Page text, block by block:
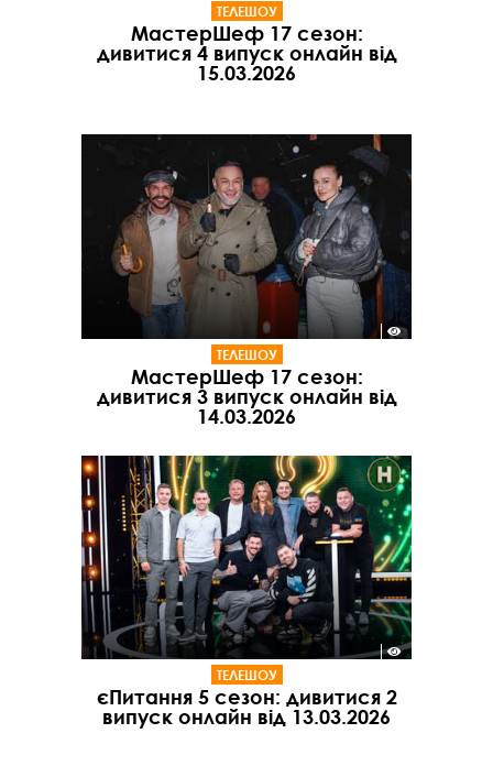
ТЕЛЕШОУ
МастерШеф 17 сезон:
дивитися 4 випуск онлайн від
15.03.2026
ТЕЛЕШОУ
МастерШеф 17 сезон:
дивитися 3 випуск онлайн від
14.03.2026
ТЕЛЕШОУ
єПитання 5 сезон: дивитися 2
випуск онлайн від 13.03.2026